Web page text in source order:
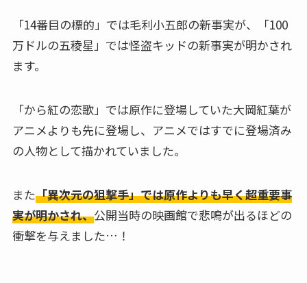
「14番目の標的」では毛利小五郎の新事実が、「100
万ドルの五稜星」では怪盗キッドの新事実が明かされ
ます。
「から紅の恋歌」では原作に登場していた大岡紅葉が
アニメよりも先に登場し、アニメではすでに登場済み
の人物として描かれていました。
また「異次元の狙撃手」では原作よりも早く超重要事
実が明かされ、公開当時の映画館で悲鳴が出るほどの
衝撃を与えました…！